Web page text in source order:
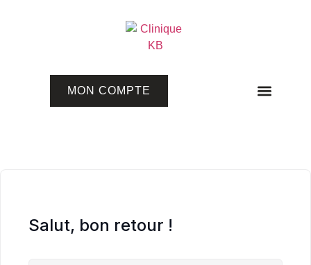
MON COMPTE
Salut, bon retour !